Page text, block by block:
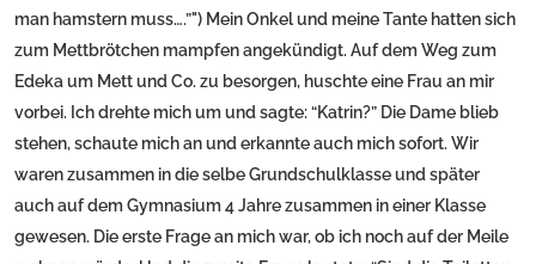
man hamstern muss….”") Mein Onkel und meine Tante hatten sich
zum Mettbrötchen mampfen angekündigt. Auf dem Weg zum
Edeka um Mett und Co. zu besorgen, huschte eine Frau an mir
vorbei. Ich drehte mich um und sagte: “Katrin?” Die Dame blieb
stehen, schaute mich an und erkannte auch mich sofort. Wir
waren zusammen in die selbe Grundschulklasse und später
auch auf dem Gymnasium 4 Jahre zusammen in einer Klasse
gewesen. Die erste Frage an mich war, ob ich noch auf der Meile